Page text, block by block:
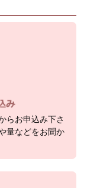
らお申込み下さ
量などをお聞か